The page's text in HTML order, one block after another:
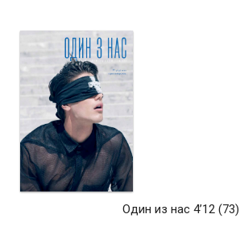
Один из нас 4’12 (73)